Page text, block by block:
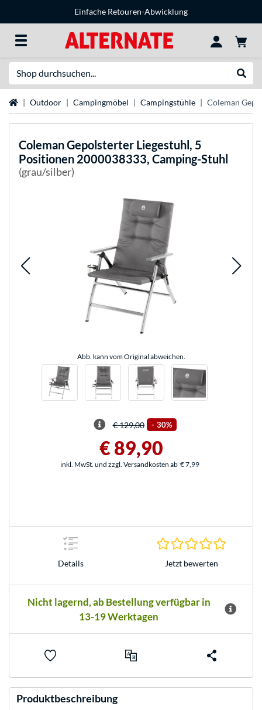
Einfache Retouren-Abwicklung
StartseiteOutdoor Campingmöbel Campingstühle Coleman
ColemanGepolsterter Liegestuhl, 5
Positionen 2000038333, Camping-Stuhl
(grau/silber)
Abb. kann vom Original abweichen.
€ 129,00 - 30%
€ 89,90
inkl. MwSt. und zzgl. Versandkosten ab € 7,99
Details Jetzt bewerten
Nicht lagernd, ab Bestellung verfügbar in
13-19 Werktagen
Produktbeschreibung